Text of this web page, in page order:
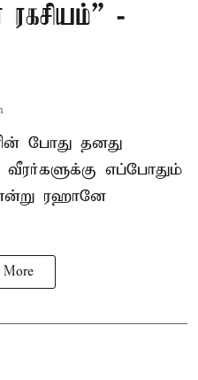
-
போது தனது
எப்போதும்
ரஹானே